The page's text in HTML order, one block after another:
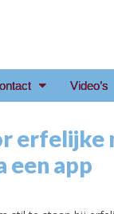
Video’s
erfelijke
een app